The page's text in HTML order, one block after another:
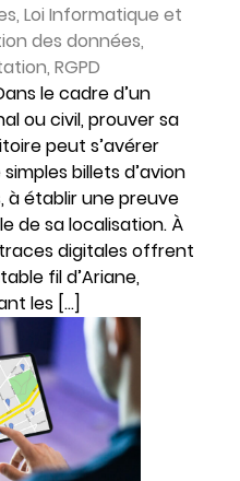
, Loi Informatique et
des données,
, RGPD
le cadre d’un
ou civil, prouver sa
peut s’avérer
billets d’avion
à établir une preuve
de sa localisation. À
digitales offrent
fil d’Ariane,
les […]